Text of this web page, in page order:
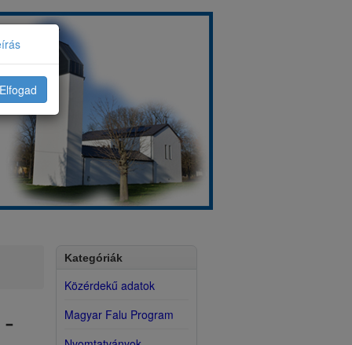
Kategóriák
Közérdekű adatok
Magyar Falu Program
Elfogad